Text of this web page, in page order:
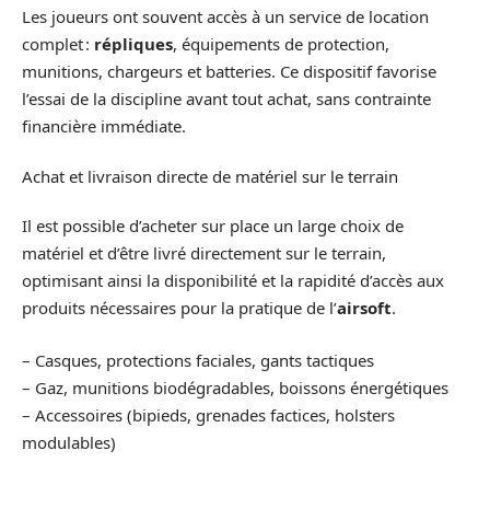
Les joueurs ont souvent accès à un service de location
complet : répliques, équipements de protection,
munitions, chargeurs et batteries. Ce dispositif favorise
l’essai de la discipline avant tout achat, sans contrainte
financière immédiate.
Achat et livraison directe de matériel sur le terrain
Il est possible d’acheter sur place un large choix de
matériel et d’être livré directement sur le terrain,
optimisant ainsi la disponibilité et la rapidité d’accès aux
produits nécessaires pour la pratique de l’airsoft.
– Casques, protections faciales, gants tactiques
– Gaz, munitions biodégradables, boissons énergétiques
– Accessoires (bipieds, grenades factices, holsters
modulables)